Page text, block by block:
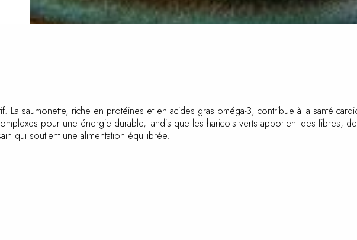
saumonette, riche en protéines et en acides gras oméga-3, contribue à la santé
glucides complexes pour une énergie durable, tandis que les haricots verts
et sain qui soutient une alimentation équilibrée.